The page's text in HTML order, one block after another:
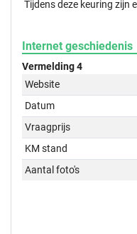
Tijdens deze keuring zijn
Internet geschiedenis
Vermelding 4
Website
Datum
Vraagprijs
KM stand
Aantal foto's